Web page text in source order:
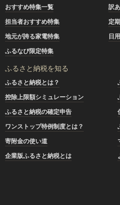
おすすめ特集一覧
訳
担当者おすすめ特集
定
地元が誇る家電特集
日
ふるなび限定特集
ふるさと納税を知る
ふるさと納税とは？
控除上限額シミュレーション
ふるさと納税の確定申告
ワンストップ特例制度とは？
寄附金の使い道
企業版ふるさと納税とは